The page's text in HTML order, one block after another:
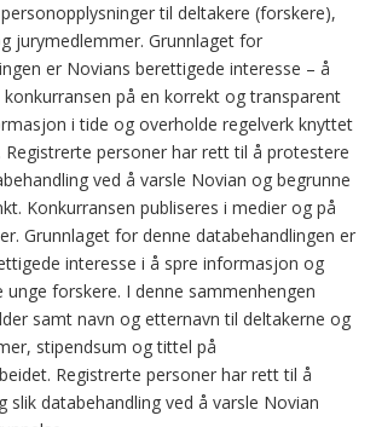
til deltakere (forskere),
jurymedlemmer. Grunnlaget for
er Novians berettigede interesse – å
på en korrekt og transparent
i tide og overholde regelverk knyttet
Registrerte personer har rett til å protestere
ved å varsle Novian og begrunne
Konkurransen publiseres i medier og på
Grunnlaget for denne databehandlingen er
interesse i å spre informasjon og
unge forskere. I denne sammenhengen
samt navn og etternavn til deltakerne og
stipendsum og tittel på
Registrerte personer har rett til å
slik databehandling ved å varsle Novian